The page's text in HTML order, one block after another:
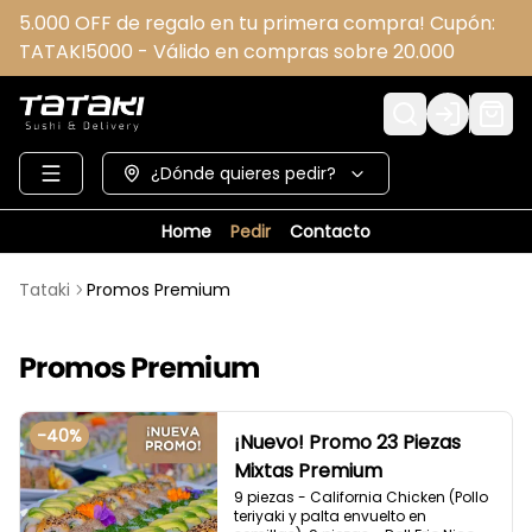
5.000 OFF de regalo en tu primera compra! Cupón:
TATAKI5000 - Válido en compras sobre 20.000
Login
¿Dónde quieres pedir?
Home Pedir Contacto
Tataki Promos Premium
Promos Premium
-40%
¡Nuevo! Promo 23 Piezas
Mixtas Premium
9 piezas - California Chicken (Pollo
teriyaki y palta envuelto en